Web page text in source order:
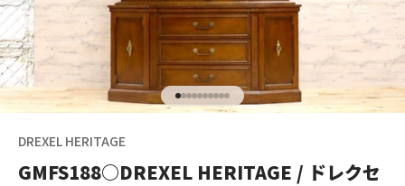
I18n Error: Missing interpolation
I18n Error: Missing interpolation
I18n Error: Missing interpolation
I18n Error: Missing interpolation
I18n Error: Missing interpolation
I18n Error: Missing interpolation
I18n Error: Missing
I18n Error: Missing
I18n Error: Missing
I18n Error: Missing
DREXEL HERITAGE
GMFS188○DREXEL HERITAGE / ドレクセ